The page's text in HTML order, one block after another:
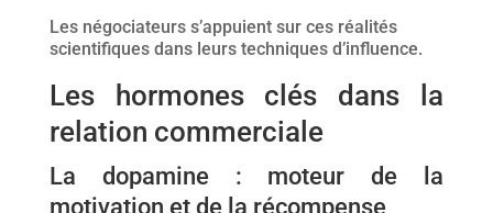
Les négociateurs s’appuient sur ces réalités
scientifiques dans leurs techniques d’influence.
Les hormones clés dans la
relation commerciale
La dopamine : moteur de la
motivation et de la récompense